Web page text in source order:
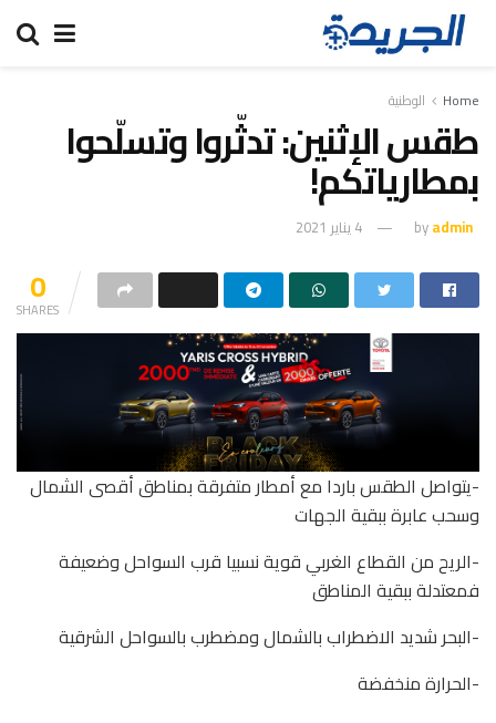
Home الوطنية
طقس الإثنين: تدثّروا وتسلّحوا
بمطارياتكم!
byadmin 4 يناير 2021
0
SHARES
-يتواصل الطقس باردا مع أمطار متفرقة بمناطق أقصى الشمال
وسحب عابرة ببقية الجهات
-الريح من القطاع الغربي قوية نسبيا قرب السواحل وضعيفة
فمعتدلة ببقية المناطق
-البحر شديد الاضطراب بالشمال ومضطرب بالسواحل الشرقية
-الحرارة منخفضة